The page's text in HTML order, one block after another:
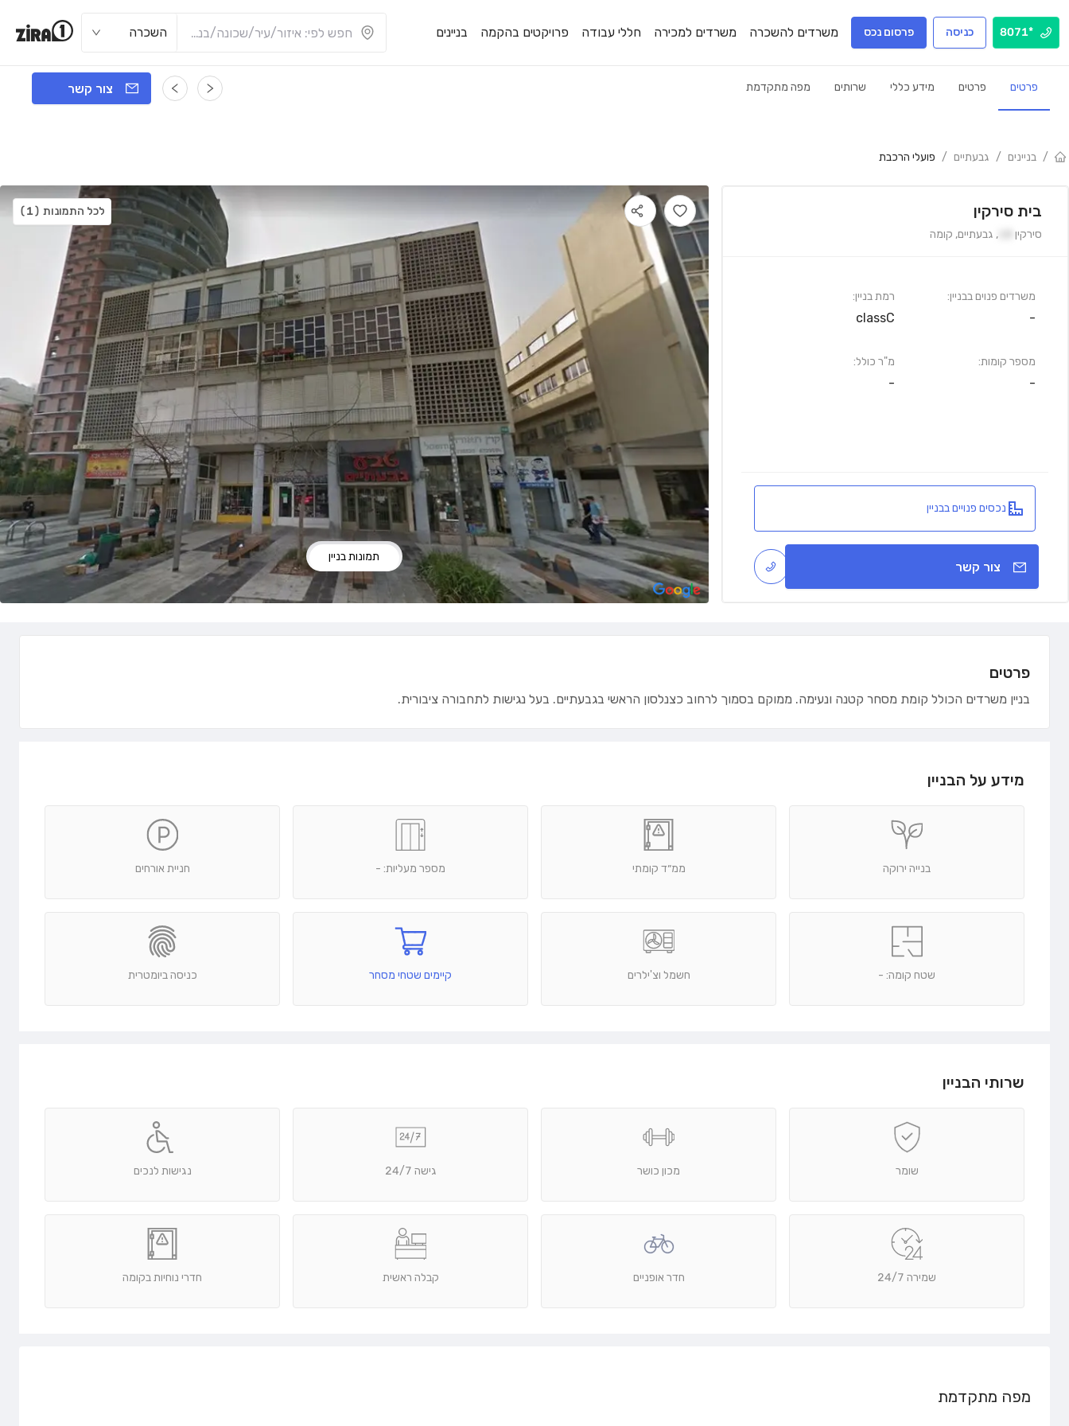
*8071 כניסה פרסום נכס משרדים להשכרה משרדים למכירה חללי עבודה פרויקטים בהקמה בניינים השכרה
פרטים פרטים מידע כללי שרותים מפה מתקדמת צור קשר
/ בניינים / גבעתיים / פועלי הרכבת
בית סירקין
סירקין , גבעתיים, קומה
משרדים פנוים בבניין:
-
מספר קומות:
-
רמת בניין:
classC
מ"ר כולל:
-
נכסים פנויים בבניין
צור קשר
תמונות בניין
לכל התמונות (1)
פרטים
בניין משרדים הכולל קומת מסחר קטנה ונעימה. ממוקם בסמוך לרחוב כצנלסון הראשי בגבעתיים. בעל נגישות לתחבורה ציבורית.
מידע על הבניין
בנייה ירוקה ממ״ד קומתי מספר מעליות: - חניית אורחים
שטח קומה: - חשמל וצ'ילרים קיימים שטחי מסחר כניסה ביומטרית
שרותי הבניין
שומר מכון כושר גישה 24/7 נגישות לנכים
שמירה 24/7 חדר אופניים קבלה ראשית חדרי נוחיות בקומה
מפה מתקדמת